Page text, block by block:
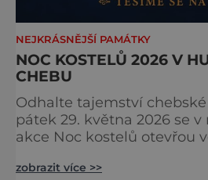
NEJKRÁSNĚJŠÍ PAMÁTKY
NOC KOSTELŮ 2026 V
CHEBU
Odhalte tajemství chebské
pátek 29. května 2026 se
akce Noc kostelů otevřou
nejzajímavějších bude
zobrazit více >>